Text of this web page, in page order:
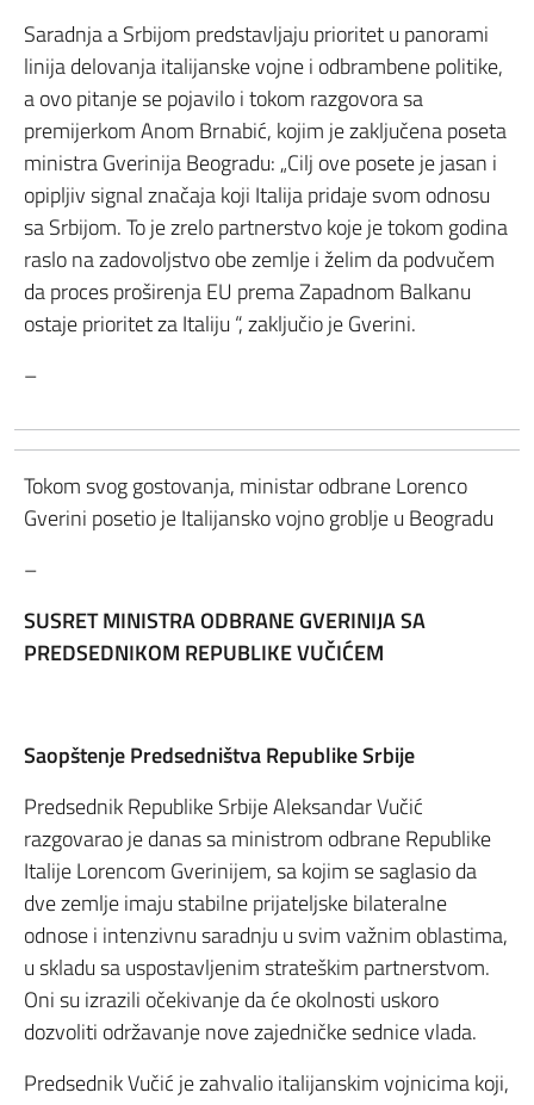
Saradnja a Srbijom predstavljaju prioritet u panorami
linija delovanja italijanske vojne i odbrambene politike,
a ovo pitanje se pojavilo i tokom razgovora sa
premijerkom Anom Brnabić, kojim je zaključena poseta
ministra Gverinija Beogradu: „Cilj ove posete je jasan i
opipljiv signal značaja koji Italija pridaje svom odnosu
sa Srbijom. To je zrelo partnerstvo koje je tokom godina
raslo na zadovoljstvo obe zemlje i želim da podvučem
da proces proširenja EU prema Zapadnom Balkanu
ostaje prioritet za Italiju “, zaključio je Gverini.
–
Tokom svog gostovanja, ministar odbrane Lorenco
Gverini posetio je Italijansko vojno groblje u Beogradu
–
SUSRET MINISTRA ODBRANE GVERINIJA SA
PREDSEDNIKOM REPUBLIKE VUČIĆEM
Saopštenje Predsedništva Republike Srbije
Predsednik Republike Srbije Aleksandar Vučić
razgovarao je danas sa ministrom odbrane Republike
Italije Lorencom Gverinijem, sa kojim se saglasio da
dve zemlje imaju stabilne prijateljske bilateralne
odnose i intenzivnu saradnju u svim važnim oblastima,
u skladu sa uspostavljenim strateškim partnerstvom.
Oni su izrazili očekivanje da će okolnosti uskoro
dozvoliti održavanje nove zajedničke sednice vlada.
Predsednik Vučić je zahvalio italijanskim vojnicima koji,